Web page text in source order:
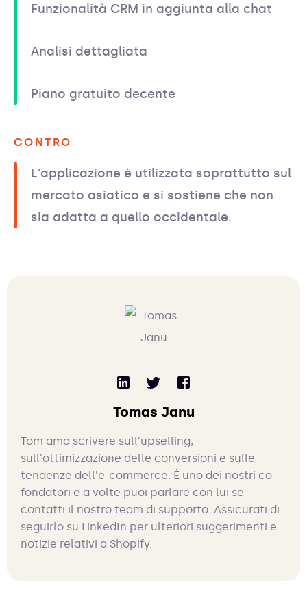
Funzionalità CRM in aggiunta alla chat
Analisi dettagliata
Piano gratuito decente
CONTRO
L'applicazione è utilizzata soprattutto sul
mercato asiatico e si sostiene che non
sia adatta a quello occidentale.
Tomas Janu
Tom ama scrivere sull'upselling,
sull'ottimizzazione delle conversioni e sulle
tendenze dell'e-commerce. È uno dei nostri co-
fondatori e a volte puoi parlare con lui se
contatti il nostro team di supporto. Assicurati di
seguirlo su LinkedIn per ulteriori suggerimenti e
notizie relativi a Shopify.